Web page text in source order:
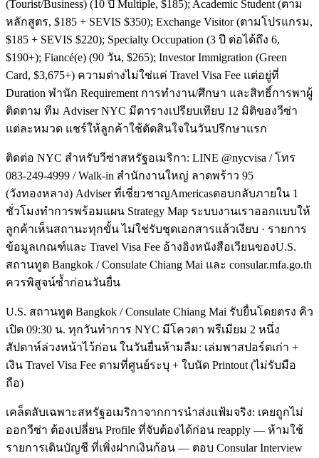
(Tourist/Business) (10 ปี Multiple, $185); Academic Student (ตาม
หลักสูตร, $185 + SEVIS $350); Exchange Visitor (ตามโปรแกรม,
$185 + SEVIS $220); Specialty Occupation (3 ปี ต่อได้ถึง 6,
$190+); Fiancé(e) (90 วัน, $265); Investor Immigration (Green
Card, $3,675+) ความต่างไม่ใช่แค่ Travel Visa Fee แต่อยู่ที่
Duration พำนัก Requirement การทำงาน/ศึกษา และสิทธิ์การพาผู้
ติดตาม ทีม Adviser NYC มีตารางเปรียบเทียบ 12 มิติของวีซ่า
แต่ละหมวด แชร์ให้ลูกค้าใช้ตัดสินใจในวันปรึกษาแรก
ติดต่อ NYC สำหรับวีซ่าสหรัฐอเมริกา: LINE @nycvisa / โทร
083-249-4999 / Walk-in สำนักงานใหญ่ ลาดพร้าว 95
(วังทองหลาง) Adviser ที่เชี่ยวชาญAmericasตอบกลับภายใน 1
ชั่วโมงทำการพร้อมแผน Strategy Map ระบบงานเราออกแบบให้
ลูกค้าเห็นสถานะทุกขั้น ไม่ใช่รับชุดเอกสารแล้วเงียบ · รายการ
ข้อมูลเกณฑ์และ Travel Visa Fee อ้างอิงหนังสือเวียนของU.S.
สถานทูต Bangkok / Consulate Chiang Mai และ consular.mfa.go.th
ควรพิสูจน์ซ้ำก่อนวันยื่น
U.S. สถานทูต Bangkok / Consulate Chiang Mai รับยื่นโดยตรง คิว
เปิด 09:30 น. ทุกวันทำการ NYC มีโควตา พรีเมียม 2 หนึ่ง
สัปดาห์ล่วงหน้าไว้ก่อน ในวันยื่นห้ามลืม: เล่มพาสปอร์ตเก่า +
เงิน Travel Visa Fee ตามที่ศูนย์ระบุ + ใบนัด Printout (ไม่รับมือ
ถือ)
เคล็ดลับเฉพาะสหรัฐอเมริกาจากการนำส่งแฟ้มจริง: เคยถูกไม่
ออกวีซ่า ต้องเปลี่ยน Profile ที่จับต้องได้ก่อน reapply — ห้ามใช้
รายการเดินบัญชี ที่เพิ่งฝากเงินก้อน — ตอบ Consular Interview